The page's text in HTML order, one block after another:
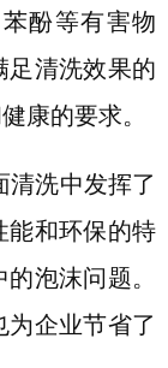
酚等有害物
足清洗效果的
康的要求。
清洗中发挥了
能和环保的特
泡沫问题。
企业节省了